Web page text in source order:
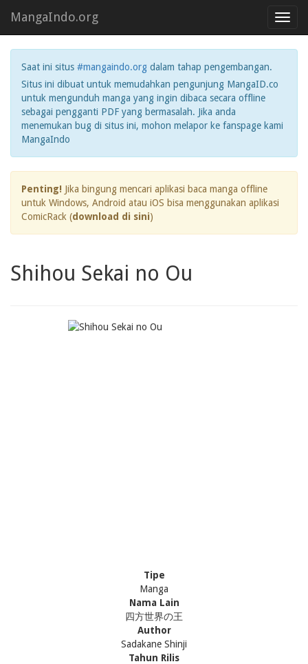
MangaIndo.org
Saat ini situs #mangaindo.org dalam tahap pengembangan.
Situs ini dibuat untuk memudahkan pengunjung MangaID.co
untuk mengunduh manga yang ingin dibaca secara offline
sebagai pengganti PDF yang bermasalah. Jika anda
menemukan bug di situs ini, mohon melapor ke fanspage kami
MangaIndo
Penting! Jika bingung mencari aplikasi baca manga offline
untuk Windows, Android atau iOS bisa menggunakan aplikasi
ComicRack (download di sini)
Shihou Sekai no Ou
Tipe
Manga
Nama Lain
四方世界の王
Author
Sadakane Shinji
Tahun Rilis